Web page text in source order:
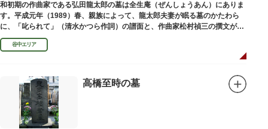
和初期の作曲家である弘田龍太郎の墓は全生庵（ぜんしょうあん）にありま
す。平成元年（1989）春、親族によって、龍太郎夫妻が眠る墓のかたわら
に、「叱られて」（清水かつら作詞）の譜面と、作曲家松村禎三の撰文が浮
き彫りされる碑が建立されました。
谷中エリア
高橋至時の墓